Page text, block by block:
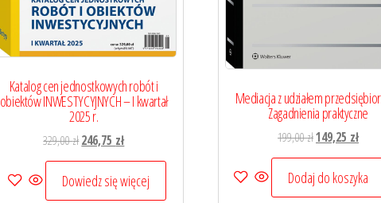
Katalog cen jednostkowych robót i
obiektów INWESTYCYJNYCH – I kwartał
2025 r.
329,00złPierwotna
cena
wynosiła:
329,00 zł.
246,75 złAktualna
cena
wynosi:
246,75 zł.
Dowiedz się więcej
Mediacja z udziałem
Zagadnienia praktyczne
199,00złPierwotna
cena
wynosiła:
199,00 zł.
149,25 zł
cena
wynosi:
149,25
Dodaj do koszyka